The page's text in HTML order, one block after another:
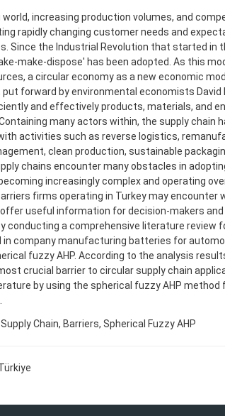
increasing production volumes, and
rapidly changing customer needs and
Since the Industrial Revolution that started in
make-dispose' has been adopted. As this
a circular economy as a new economic
forward by environmental economists David
and effectively products, materials, and
many actors within, the supply chain
activities such as reverse logistics,
clean production, sustainable
chains encounter many obstacles in
increasingly complex and operating
firms operating in Turkey may encounter
useful information for decision-makers and
conducting a comprehensive literature review
in company manufacturing batteries for
fuzzy AHP. According to the analysis
crucial barrier to circular supply chain
by using the spherical fuzzy AHP
Chain, Barriers, Spherical Fuzzy AHP